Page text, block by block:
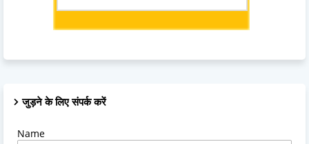
जुड़ने के लिए संपर्क करें
Name